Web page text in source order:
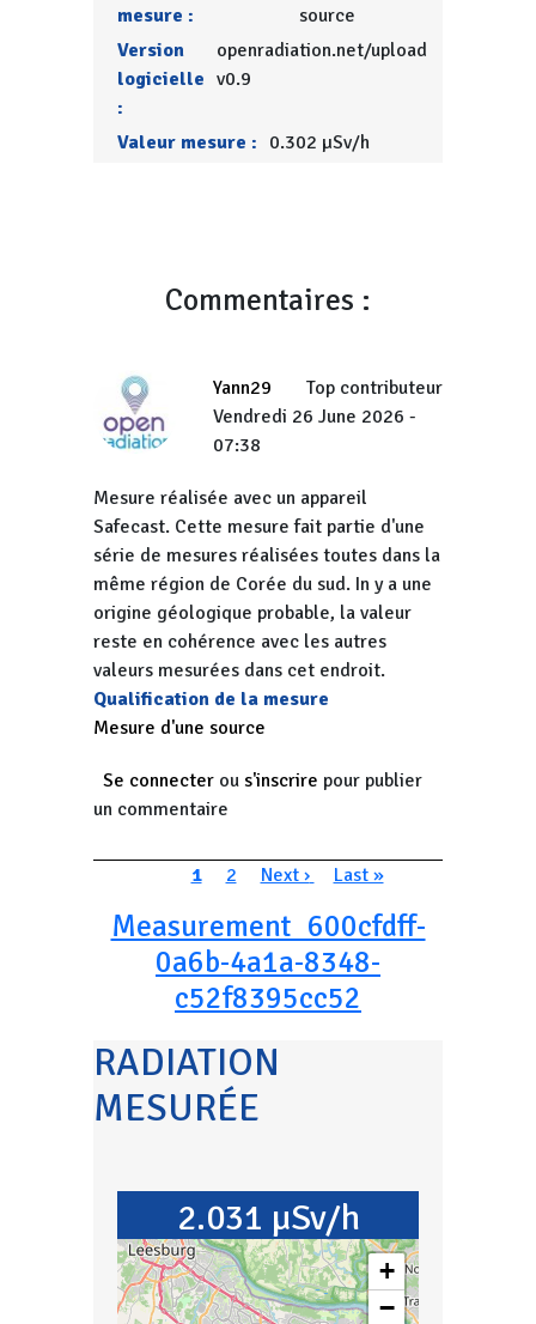
mesure :
source
Version
logicielle
:
openradiation.net/upload
v0.9
Valeur mesure : 0.302 µSv/h
Commentaires :
Yann29
Top contributeur
Vendredi 26 June 2026 -
07:38
Mesure réalisée avec un appareil
Safecast. Cette mesure fait partie d'une
série de mesures réalisées toutes dans la
même région de Corée du sud. In y a une
origine géologique probable, la valeur
reste en cohérence avec les autres
valeurs mesurées dans cet endroit.
Qualification de la mesure
Mesure d'une source
Se connecter ou s'inscrire pour publier
un commentaire
PaginationPage courante
1 Page
2 Page suivante
Next › Dernière page
Last »
Measurement_600cfdff-
0a6b-4a1a-8348-
c52f8395cc52
RADIATION
MESURÉE
2.031 µSv/h
+
−